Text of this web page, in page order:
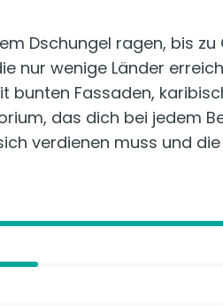
Dschungel ragen, bis
nur wenige Länder
bunten Fassaden,
das dich bei jedem
verdienen muss und